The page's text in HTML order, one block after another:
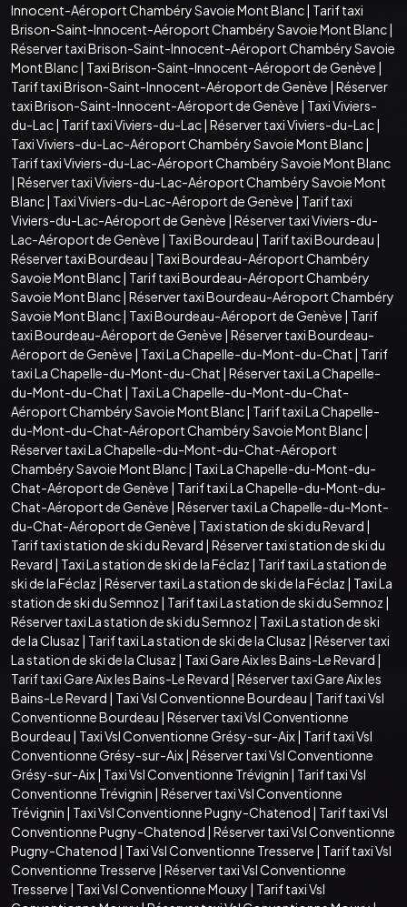
Innocent-Aéroport Chambéry Savoie Mont Blanc| Tarif taxi
Brison-Saint-Innocent-Aéroport Chambéry Savoie Mont Blanc|
Réserver taxi Brison-Saint-Innocent-Aéroport Chambéry Savoie
Mont Blanc| Taxi Brison-Saint-Innocent-Aéroport de Genève |
Tarif taxi Brison-Saint-Innocent-Aéroport de Genève | Réserver
taxi Brison-Saint-Innocent-Aéroport de Genève | Taxi Viviers-
du-Lac| Tarif taxi Viviers-du-Lac| Réserver taxi Viviers-du-Lac|
Taxi Viviers-du-Lac-Aéroport Chambéry Savoie Mont Blanc|
Tarif taxi Viviers-du-Lac-Aéroport Chambéry Savoie Mont Blanc
| Réserver taxi Viviers-du-Lac-Aéroport Chambéry Savoie Mont
Blanc| Taxi Viviers-du-Lac-Aéroport de Genève | Tarif taxi
Viviers-du-Lac-Aéroport de Genève | Réserver taxi Viviers-du-
Lac-Aéroport de Genève | Taxi Bourdeau | Tarif taxi Bourdeau |
Réserver taxi Bourdeau | Taxi Bourdeau-Aéroport Chambéry
Savoie Mont Blanc| Tarif taxi Bourdeau-Aéroport Chambéry
Savoie Mont Blanc| Réserver taxi Bourdeau-Aéroport Chambéry
Savoie Mont Blanc| Taxi Bourdeau-Aéroport de Genève | Tarif
taxi Bourdeau-Aéroport de Genève | Réserver taxi Bourdeau-
Aéroport de Genève | Taxi La Chapelle-du-Mont-du-Chat | Tarif
taxi La Chapelle-du-Mont-du-Chat | Réserver taxi La Chapelle-
du-Mont-du-Chat | Taxi La Chapelle-du-Mont-du-Chat-
Aéroport Chambéry Savoie Mont Blanc| Tarif taxi La Chapelle-
du-Mont-du-Chat-Aéroport Chambéry Savoie Mont Blanc|
Réserver taxi La Chapelle-du-Mont-du-Chat-Aéroport
Chambéry Savoie Mont Blanc| Taxi La Chapelle-du-Mont-du-
Chat-Aéroport de Genève | Tarif taxi La Chapelle-du-Mont-du-
Chat-Aéroport de Genève | Réserver taxi La Chapelle-du-Mont-
du-Chat-Aéroport de Genève | Taxi station de ski du Revard |
Tarif taxi station de ski du Revard | Réserver taxi station de ski du
Revard | Taxi La station de ski de la Féclaz | Tarif taxi La station de
ski de la Féclaz | Réserver taxi La station de ski de la Féclaz | Taxi La
station de ski du Semnoz | Tarif taxi La station de ski du Semnoz |
Réserver taxi La station de ski du Semnoz | Taxi La station de ski
de la Clusaz | Tarif taxi La station de ski de la Clusaz | Réserver taxi
La station de ski de la Clusaz | Taxi Gare Aix les Bains-Le Revard |
Tarif taxi Gare Aix les Bains-Le Revard | Réserver taxi Gare Aix les
Bains-Le Revard | Taxi Vsl Conventionne Bourdeau | Tarif taxi Vsl
Conventionne Bourdeau | Réserver taxi Vsl Conventionne
Bourdeau | Taxi Vsl Conventionne Grésy-sur-Aix| Tarif taxi Vsl
Conventionne Grésy-sur-Aix| Réserver taxi Vsl Conventionne
Grésy-sur-Aix| Taxi Vsl Conventionne Trévignin | Tarif taxi Vsl
Conventionne Trévignin | Réserver taxi Vsl Conventionne
Trévignin | Taxi Vsl Conventionne Pugny-Chatenod | Tarif taxi Vsl
Conventionne Pugny-Chatenod | Réserver taxi Vsl Conventionne
Pugny-Chatenod | Taxi Vsl Conventionne Tresserve | Tarif taxi Vsl
Conventionne Tresserve | Réserver taxi Vsl Conventionne
Tresserve | Taxi Vsl Conventionne Mouxy | Tarif taxi Vsl